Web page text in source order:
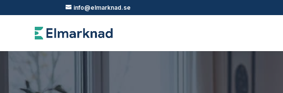
info@elmarknad.se